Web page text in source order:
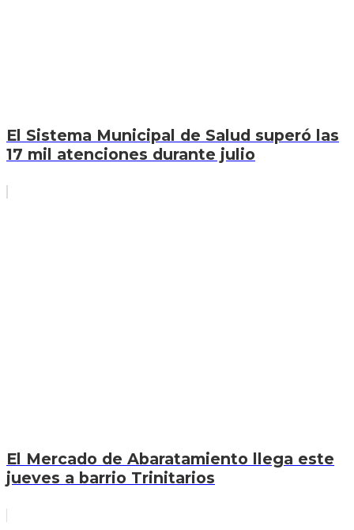
El Sistema Municipal de Salud superó las
17 mil atenciones durante julio
El Mercado de Abaratamiento llega este
jueves a barrio Trinitarios